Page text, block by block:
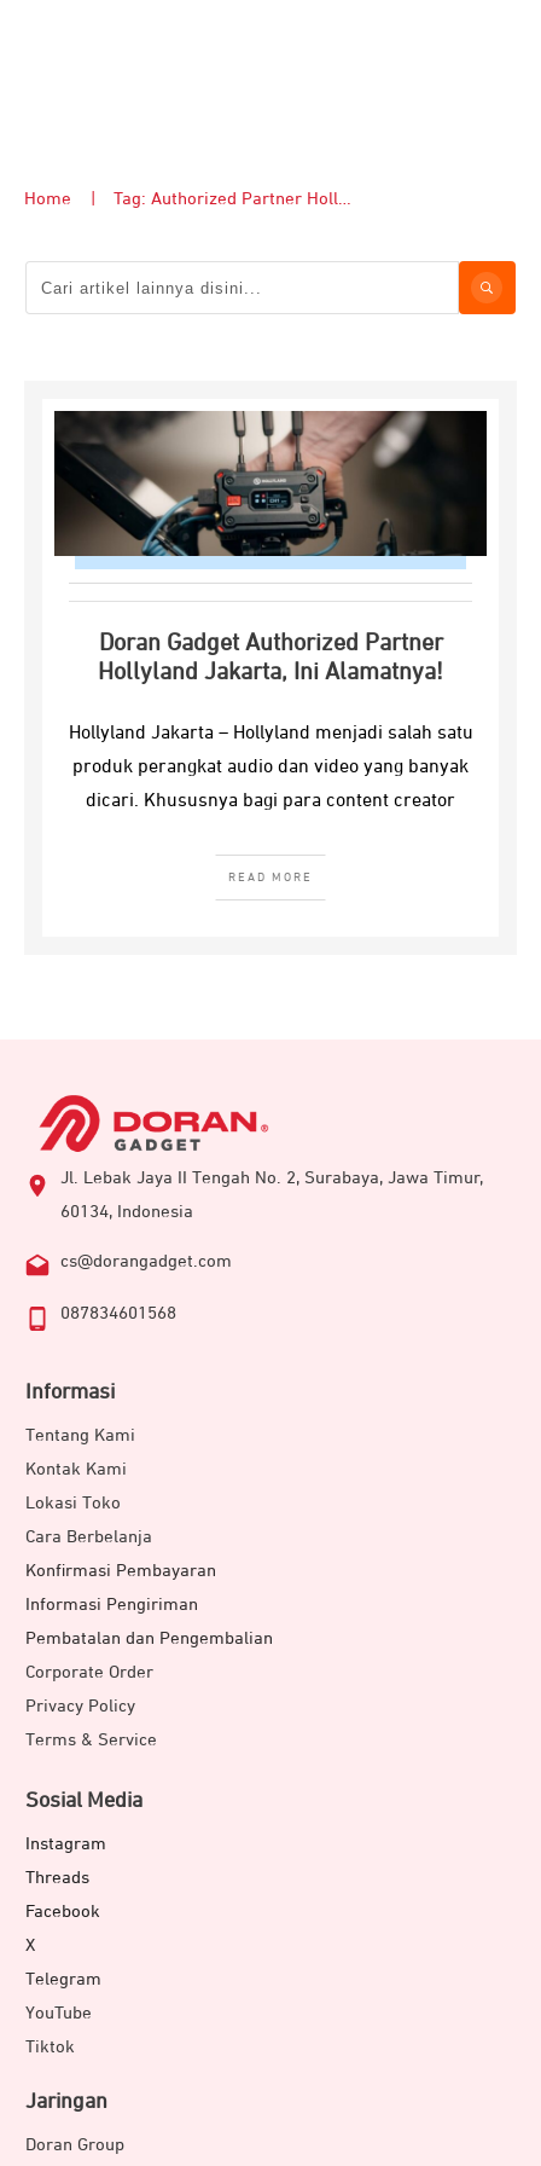
Home Tag: Authorized Partner Hollyland Jakarta
Doran Gadget Authorized Partner
Hollyland Jakarta, Ini Alamatnya!
Hollyland Jakarta – Hollyland menjadi salah satu
produk perangkat audio dan video yang banyak
dicari. Khususnya bagi para content creator
READ MORE
Jl. Lebak Jaya II Tengah No. 2, Surabaya, Jawa Timur,
60134, Indonesia
cs@dorangadget.com
087834601568
Informasi
Tentang Kami
Kontak Kami
Lokasi Toko
Cara Berbelanja
Konfirmasi Pembayaran
Informasi Pengiriman
Pembatalan dan Pengembalian
Corporate Order
Privacy Policy
Terms & Service
Sosial Media
Instagram
Threads
Facebook
X
Telegram
YouTube
Tiktok
Jaringan
Doran Group